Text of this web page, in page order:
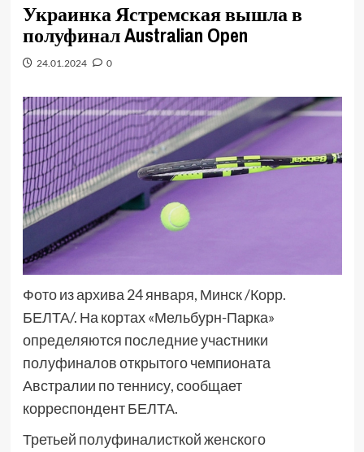
Украинка Ястремская вышла в
полуфинал Australian Open
24.01.2024 0
Фото из архива 24 января, Минск /Корр.
БЕЛТА/. На кортах «Мельбурн-Парка»
определяются последние участники
полуфиналов открытого чемпионата
Австралии по теннису, сообщает
корреспондент БЕЛТА.
Третьей полуфиналисткой женского